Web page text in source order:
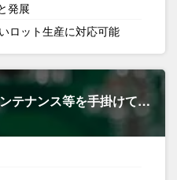
発展
ロット生産に対応可能
テナンス等を手掛けて…